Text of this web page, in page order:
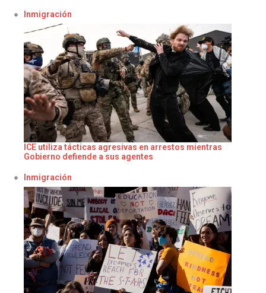
Respecto a
Inmigración
ICE utiliza tácticas agresivas en arrestos mientras
Gobierno defiende a sus agentes
Respecto a
Inmigración